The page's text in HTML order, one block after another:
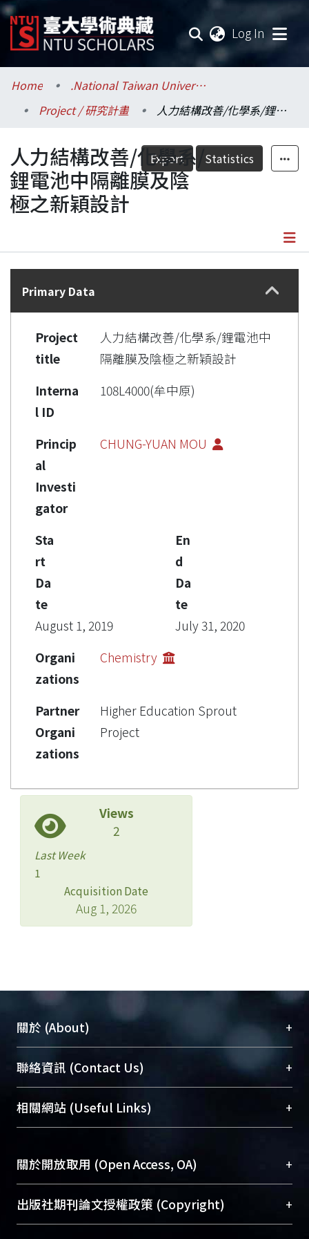
Log In
Communities & Collections
Research Outputs
Fundings & Projects
Researchers
Statistics
Home
.National Taiwan University / 國立臺灣大學
Project / 研究計畫
人力結構改善/化學系/鋰電池中隔離膜及陰極之新穎設計
Export Statistics
人力結構改善/化學系/
鋰電池中隔離膜及陰
極之新穎設計
Details
Primary Data
Project
title
人力結構改善/化學系/鋰電池中
隔離膜及陰極之新穎設計
Interna
l ID
108L4000(牟中原)
Princip
al
Investi
gator
CHUNG-YUAN MOU
Sta
rt
Da
te
August 1, 2019
En
d
Da
te
July 31, 2020
Organi
zations
Chemistry
Partner
Organi
zations
Higher Education Sprout
Project
Views
2
Last Week
1
Acquisition Date
Aug 1, 2026
關於 (About) +
臺大位居世界頂尖大學之列，為永久珍藏及向國際
展現本校豐碩的研究成果及學術能量，圖書館整合
機構典藏（NTUR）與學術庫（AH）不同功能平
台，成為臺大學術典藏NTU scholars。期能整合研
成果。
To permanently archive and promote researcher
profiles and scholarly works, Library integrates the
services of “NTU Repository” with “Academic
聯絡資訊 (Contact Us) +
總館學科館員(Main Library)
醫學圖書館學科館員(Medical Library)
Sciences Library)
相關網站 (Useful Links) +
關於開放取用 (Open Access, OA) +
開放取用是從使用者角度提升資訊取用性的社會運
動，應用在學術研究上是透過將研究著作公開供使
出版社期刊論文授權政策 (Copyright) +